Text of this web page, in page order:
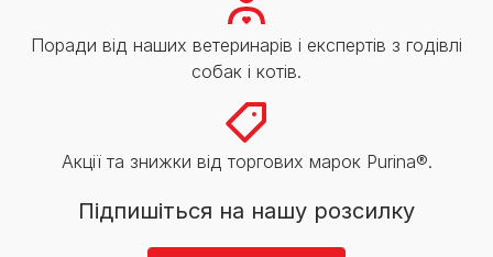
Поради від наших ветеринарів і експертів з годівлі
собак і котів.
Акції та знижки від торгових марок Purina®.
Підпишіться на нашу розсилку